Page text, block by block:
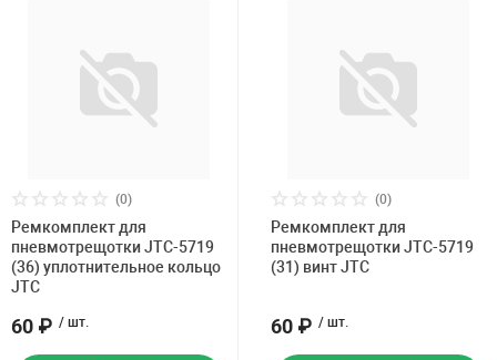
(0)
Ремкомплект для
пневмотрещотки JTC-5719
(36) уплотнительное кольцо
JTC
60 ₽ / шт.
(0)
Ремкомплект для
пневмотрещотки JTC-5719
(31) винт JTC
60 ₽ / шт.